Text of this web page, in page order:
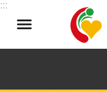
跳到主要內容區塊
:::